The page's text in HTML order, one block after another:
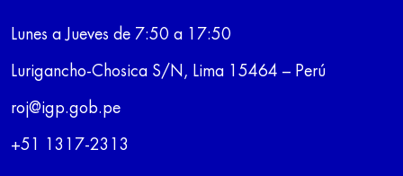
Lunes a Jueves de 7:50 a 17:50
Lurigancho-Chosica S/N, Lima 15464 – Perú
roj@igp.gob.pe
+51 1317-2313